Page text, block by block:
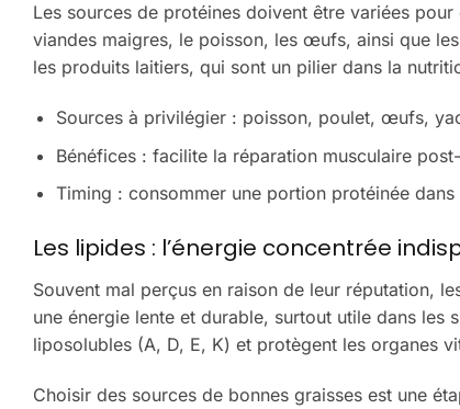
Les sources de protéines doivent être variées
viandes maigres, le poisson, les œufs, ainsi que
les produits laitiers, qui sont un pilier dans la
Sources à privilégier : poisson, poulet, œufs,
Bénéfices : facilite la réparation musculaire
Timing : consommer une portion protéinée
Les lipides : l’énergie concentrée
Souvent mal perçus en raison de leur réputation,
une énergie lente et durable, surtout utile dans les
liposolubles (A, D, E, K) et protègent les organes
Choisir des sources de bonnes graisses est une